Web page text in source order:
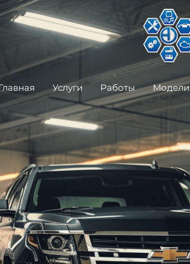
Услуги Работы Модели